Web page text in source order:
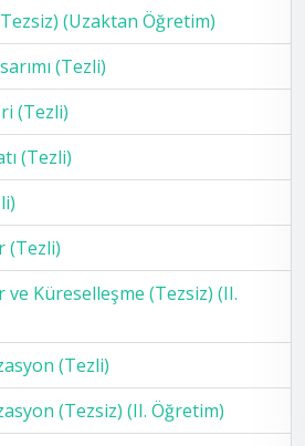
(Uzaktan Öğretim)
(Tezli)
(Tezli)
(Tezli)
(Tezli)
ve Küreselleşme (Tezsiz) (II.
(Tezli)
(Tezsiz) (II. Öğretim)